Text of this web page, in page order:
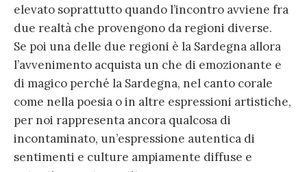
elevato soprattutto quando l’incontro avviene fra
due realtà che provengono da regioni diverse.
Se poi una delle due regioni è la Sardegna allora
l’avvenimento acquista un che di emozionante e
di magico perché la Sardegna, nel canto corale
come nella poesia o in altre espressioni artistiche,
per noi rappresenta ancora qualcosa di
incontaminato, un’espressione autentica di
sentimenti e culture ampiamente diffuse e